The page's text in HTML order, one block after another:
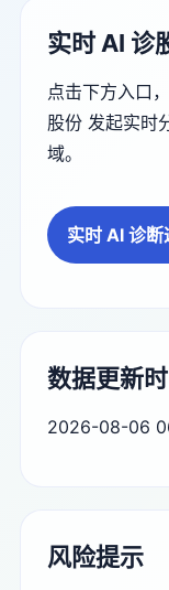
实时 AI 诊
点击下方入口
股份 发起实时
域。
实时 AI 诊
数据更新
2026-08-06
风险提示